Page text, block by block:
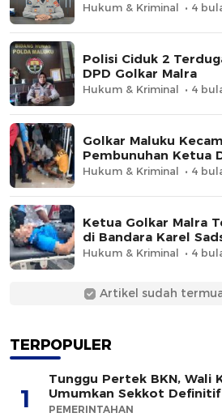
Hukum & Kriminal 4
Polisi Ciduk 2
DPD Golkar Malra
Hukum & Kriminal 4
Golkar Maluku
Pembunuhan Ketua
Hukum & Kriminal 4
Ketua Golkar Malra
di Bandara Karel
Hukum & Kriminal 4
Artikel sudah
TERPOPULER
1
Tunggu Pertek BKN, Wali
Umumkan Sekkot Definitif
PEMERINTAHAN